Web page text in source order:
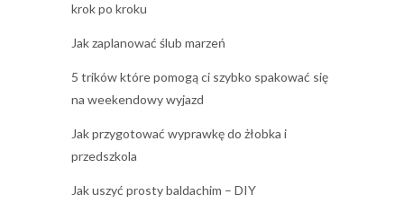
krok po kroku
Jak zaplanować ślub marzeń
5 trików które pomogą ci szybko spakować się
na weekendowy wyjazd
Jak przygotować wyprawkę do żłobka i
przedszkola
Jak uszyć prosty baldachim – DIY